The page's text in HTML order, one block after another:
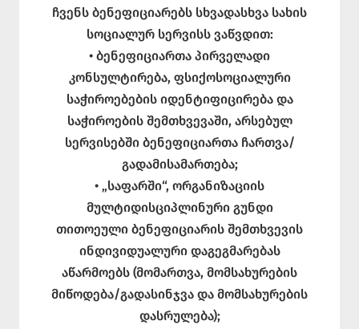
ჩვენს ბენეფიციარებს სხვადასხვა სახის
სოციალურ სერვისს ვაწვდით:
• ბენეფიციართა პირველადი
კონსულტირება, ფსიქოსოციალური
საჭიროებების იდენტიფიცირება და
საჭიროების შემთხვევაში, არსებულ
სერვისებში ბენეფიციართა ჩართვა/
გადამისამართება;
• „საფარში“, ორგანიზაციის
მულტიდისციპლინური გუნდი
თითოეული ბენეფიციარის შემთხვევის
ინდივიდუალური დაგეგმარებას
აწარმოებს (მომართვა, მომსახურების
მიწოდება/გადასინჯვა და მომსახურების
დასრულება);